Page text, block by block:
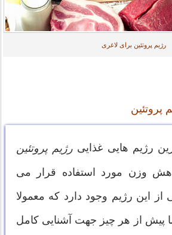
رژیم پروتئین برای لاغری
پروتئین
رژیم هایی غذایی رژیم پروتئین
وزن مورد استفاده قرار می
از این رژیم وجود دارد که معمولا
پیش از هر چیز جهت آشنایی کامل